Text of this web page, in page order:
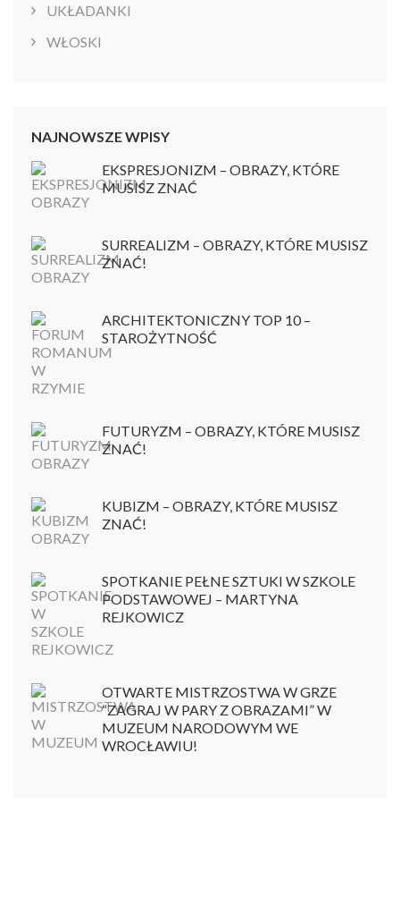
UKŁADANKI
WŁOSKI
NAJNOWSZE WPISY
EKSPRESJONIZM – OBRAZY, KTÓRE
MUSISZ ZNAĆ
SURREALIZM – OBRAZY, KTÓRE MUSISZ
ZNAĆ!
ARCHITEKTONICZNY TOP 10 –
STAROŻYTNOŚĆ
FUTURYZM – OBRAZY, KTÓRE MUSISZ
ZNAĆ!
KUBIZM – OBRAZY, KTÓRE MUSISZ
ZNAĆ!
SPOTKANIE PEŁNE SZTUKI W SZKOLE
PODSTAWOWEJ – MARTYNA
REJKOWICZ
OTWARTE MISTRZOSTWA W GRZE
“ZAGRAJ W PARY Z OBRAZAMI” W
MUZEUM NARODOWYM WE
WROCŁAWIU!